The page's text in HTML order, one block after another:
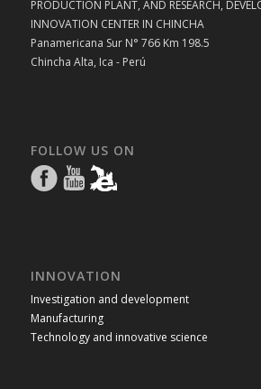
PRODUCTION PLANT, AND RESEARCH,
INNOVATION CENTER IN CHINCHA
Panamericana Sur N° 766 Km 198.5
Chincha Alta, Ica - Perú
FOLLOW US ON
INNOVATION
Investigation and development
Manufacturing
Technology and innovative science